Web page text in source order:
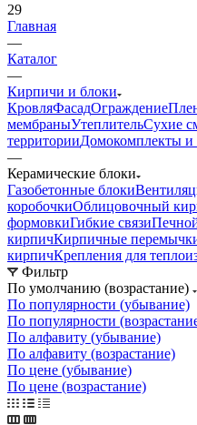
29
Главная
—
Каталог
—
Кирпичи и блоки
КровляФасадОграждение
мембраныУтеплительСухие
территорииДомокомплекты
—
Керамические блоки
Газобетонные блоки
коробочкиОблицовочный
формовкиГибкие связи
кирпичКирпичные
кирпичКрепления для
Фильтр
По умолчанию (возрастание)
По популярности (убывание)
По популярности
По алфавиту (убывание)
По алфавиту (возрастание)
По цене (убывание)
По цене (возрастание)